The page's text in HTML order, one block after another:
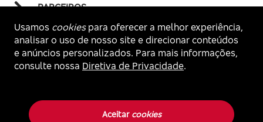
PARCEIROS
Voltar ao topo
Usamos cookiespara oferecer a melhor experiência,
analisar o uso de nosso site e direcionar conteúdos
e anúncios personalizados. Para mais informações,
consulte nossa Diretiva de Privacidade.
Aceitar cookies